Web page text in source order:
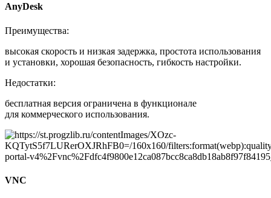
AnyDesk
Преимущества:
высокая скорость и низкая задержка, простота использования
и установки, хорошая безопасность, гибкость настройки.
Недостатки:
бесплатная версия ограничена в функционале
для коммерческого использования.
VNC